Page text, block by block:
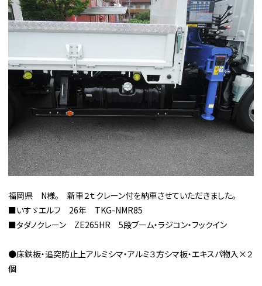
福岡県 N様。 新車２ｔクレーン付を納車させていただきました。
■いすゞエルフ 26年 TKG-NMR85
■タダノクレーン ZE265HR 5段ブーム・ラジコン・フックイン
●床鉄板・追突防止上アルミシマ・アルミ３方シマ板・エキスパ物入×２
個